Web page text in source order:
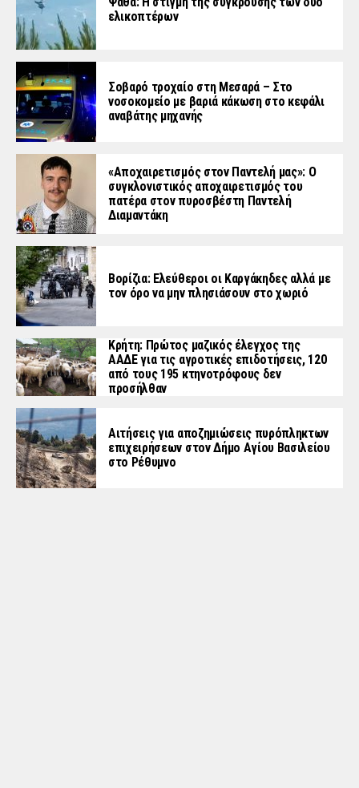
ελικοπτέρων
Σοβαρό τροχαίο στη Μεσαρά – Στο
νοσοκομείο με βαριά κάκωση στο κεφάλι
αναβάτης μηχανής
«Aποχαιρετισμός στον Παντελή μας»: Ο
συγκλονιστικός αποχαιρετισμός του
πατέρα στον πυροσβέστη Παντελή
Διαμαντάκη
Βορίζια: Ελεύθεροι οι Καργάκηδες αλλά με
τον όρο να μην πλησιάσουν στο χωριό
Κρήτη: Πρώτος μαζικός έλεγχος της
ΑΑΔΕ για τις αγροτικές επιδοτήσεις, 120
από τους 195 κτηνοτρόφους δεν
προσήλθαν
Αιτήσεις για αποζημιώσεις πυρόπληκτων
επιχειρήσεων στον Δήμο Αγίου Βασιλείου
στο Ρέθυμνο